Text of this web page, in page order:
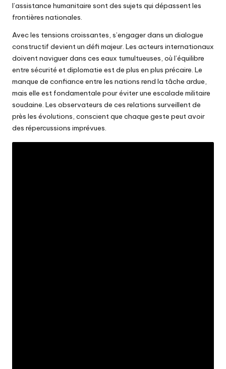
l’assistance humanitaire sont des sujets qui dépassent les
frontières nationales.
Avec les tensions croissantes, s’engager dans un dialogue
constructif devient un défi majeur. Les acteurs internationaux
doivent naviguer dans ces eaux tumultueuses, où l’équilibre
entre sécurité et diplomatie est de plus en plus précaire. Le
manque de confiance entre les nations rend la tâche ardue,
mais elle est fondamentale pour éviter une escalade militaire
soudaine. Les observateurs de ces relations surveillent de
près les évolutions, conscient que chaque geste peut avoir
des répercussions imprévues.